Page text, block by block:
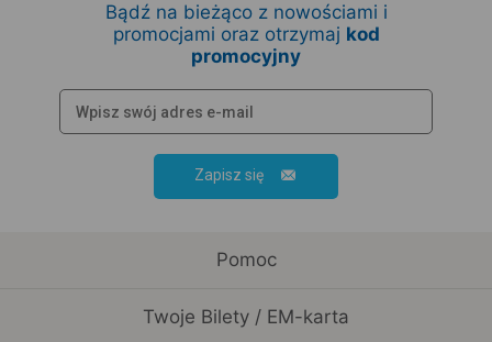
Bądź na bieżąco z nowościami i
promocjami oraz otrzymaj kod
promocyjny
Zapisz się
Pomoc
Twoje Bilety / EM-karta